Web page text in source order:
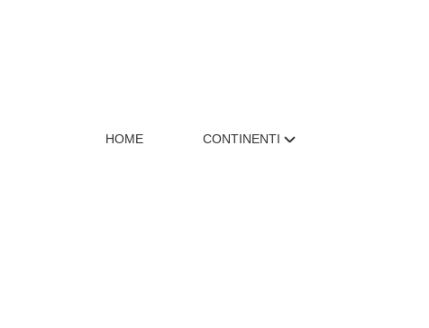
HOME CONTINENTI